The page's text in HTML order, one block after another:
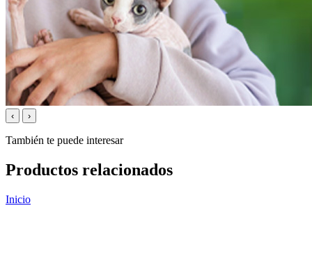
‹ ›
También te puede interesar
Productos relacionados
Inicio